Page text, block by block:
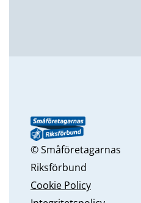
© Småföretagarnas
Riksförbund
Cookie Policy